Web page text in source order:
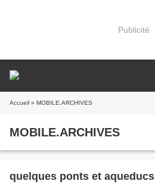
Publicité
Accueil » MOBILE.ARCHIVES
MOBILE.ARCHIVES
quelques ponts et aqueducs